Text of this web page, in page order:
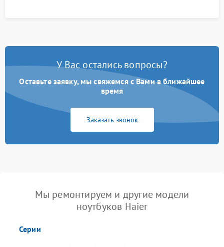
У Вас остались вопросы?
Оставьте заявку, мы свяжемся с Вами в ближайшее
время
Заказать звонок
Мы ремонтируем и другие модели
ноутбуков Haier
Серии